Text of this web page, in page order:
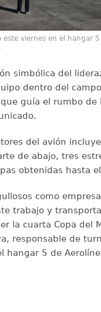
este viernes en el hangar
simbólica del
dentro del
guía el rumbo de
del avión
de abajo, tres
obtenidas hasta
como
trabajo y
la cuarta Copa del
responsable de
hangar 5 de